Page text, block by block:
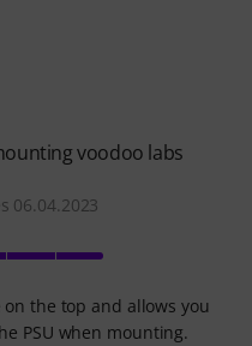
voodoo labs
06.04.2023
the top and allows you
PSU when mounting.